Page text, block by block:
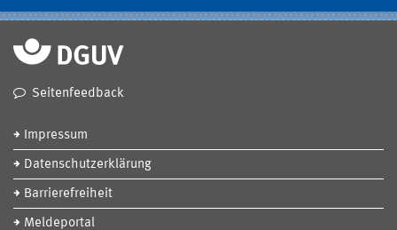
Seitenfeedback
Impressum
Datenschutzerklärung
Barrierefreiheit
Meldeportal